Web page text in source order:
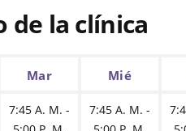
de la clínica
Mar Mié
7:45 A. M. -
7:45 A. M. -